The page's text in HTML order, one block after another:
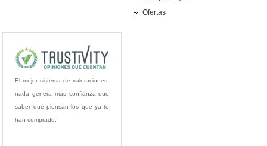
Ofertas
El mejor sistema de valoraciones,
nada genera más confianza que
saber qué piensan los que ya te
han comprado.